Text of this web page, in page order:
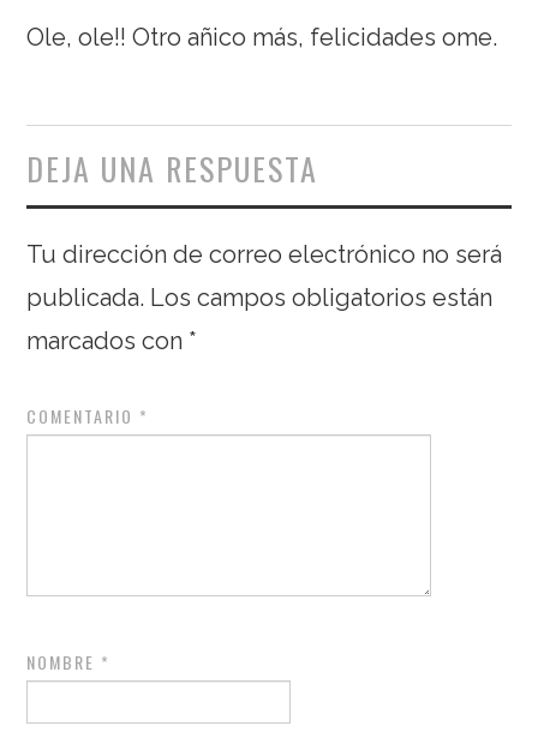
Ole, ole!! Otro añico más, felicidades ome.
DEJA UNA RESPUESTA
Tu dirección de correo electrónico no será
publicada. Los campos obligatorios están
marcados con *
COMENTARIO *
NOMBRE *